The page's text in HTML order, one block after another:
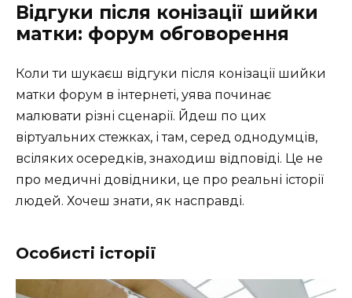
Відгуки після конізації шийки
матки: форум обговорення
Коли ти шукаєш відгуки після конізації шийки
матки форум в інтернеті, уява починає
малювати різні сценарії. Йдеш по цих
віртуальних стежках, і там, серед однодумців,
всіляких осередків, знаходиш відповіді. Це не
про медичні довідники, це про реальні історії
людей. Хочеш знати, як насправді.
Особисті історії